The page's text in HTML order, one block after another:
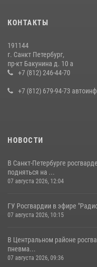
КОНТАКТЫ
191144
г. Санкт Петербург,
пр-кт Бакунина д. 10 а
+7 (812) 246-44-70
+7 (812) 679-94-73
НОВОСТИ
В Санкт-Петербурге
подняться на ...
07 августа 2026, 12:04
ГУ Росгвардии в эфире
07 августа 2026, 10:15
В Центральном районе
пневма...
07 августа 2026, 09:36